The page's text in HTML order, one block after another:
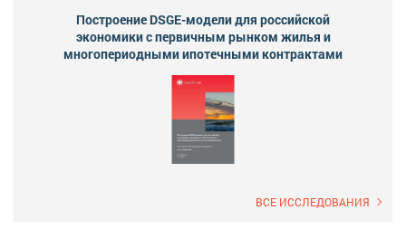
Построение DSGE-модели для российской
экономики с первичным рынком жилья и
многопериодными ипотечными контрактами
ВСЕ ИССЛЕДОВАНИЯ